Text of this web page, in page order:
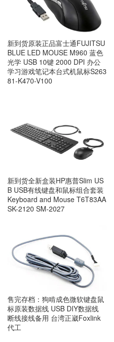
新到货原装正品富士通FUJITSU
BLUE LED MOUSE M960 蓝色
光学 USB 10键 2000 DPI 办公
学习游戏笔记本台式机鼠标S263
81-K470-V100
新到货全新盒装HP惠普Slim US
B USB有线键盘和鼠标组合套装
Keyboard and Mouse T6T83AA
SK-2120 SM-2027
售完存档：狗啃成色微软键盘鼠
标原装数据线 USB DIY数据线
断线接线备用 台湾正崴Foxlink
代工